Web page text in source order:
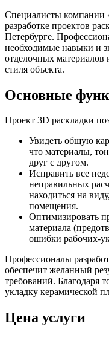
Специалисты компании
разработке проектов
Петербурге.
необходимые навыки и
отделочных материалов
стиля объекта.
Основные
Проект 3D раскладки
Увидеть общую
что материалы,
друг с другом.
Исправить все
неправильных
находиться на
помещения.
Оптимизировать
материала
ошибки рабочих-
Профессионалы
обеспечит желанный
требований. Благодаря
укладку керамической
Цена услуги